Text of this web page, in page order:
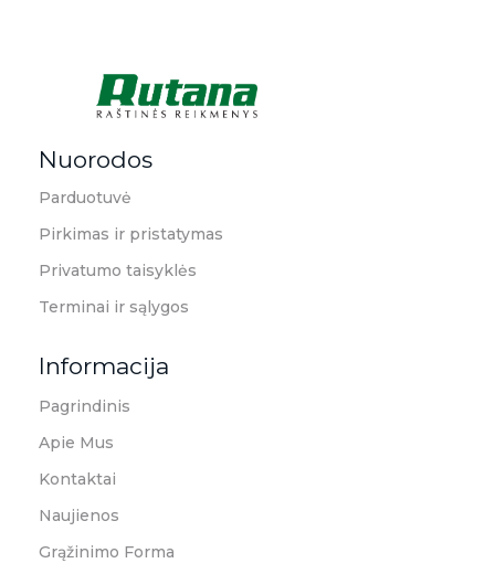
Nuorodos
Parduotuvė
Pirkimas ir pristatymas
Privatumo taisyklės
Terminai ir sąlygos
Informacija
Pagrindinis
Apie Mus
Kontaktai
Naujienos
Grąžinimo Forma